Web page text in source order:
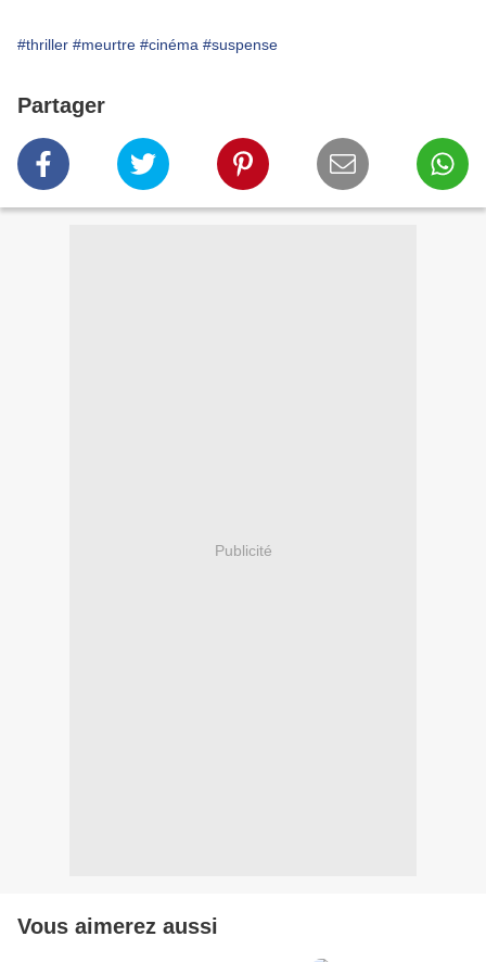
#thriller #meurtre #cinéma #suspense
Partager
Publicité
Vous aimerez aussi